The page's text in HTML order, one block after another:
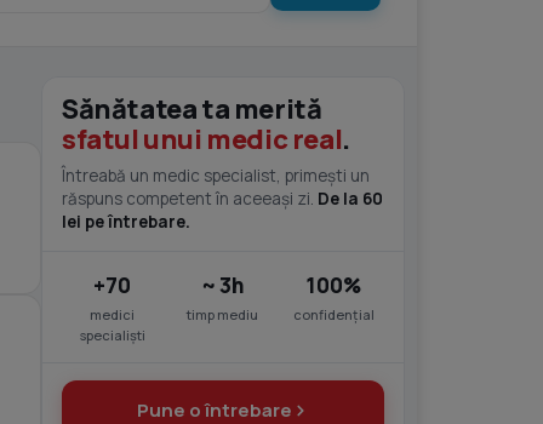
Sănătatea ta merită
sfatul unui medic real.
Întreabă un medic specialist, primești un
răspuns competent în aceeași zi. De la 60
lei pe întrebare.
+70
medici
specialiști
~ 3h
timp mediu
100%
confidențial
Pune o întrebare